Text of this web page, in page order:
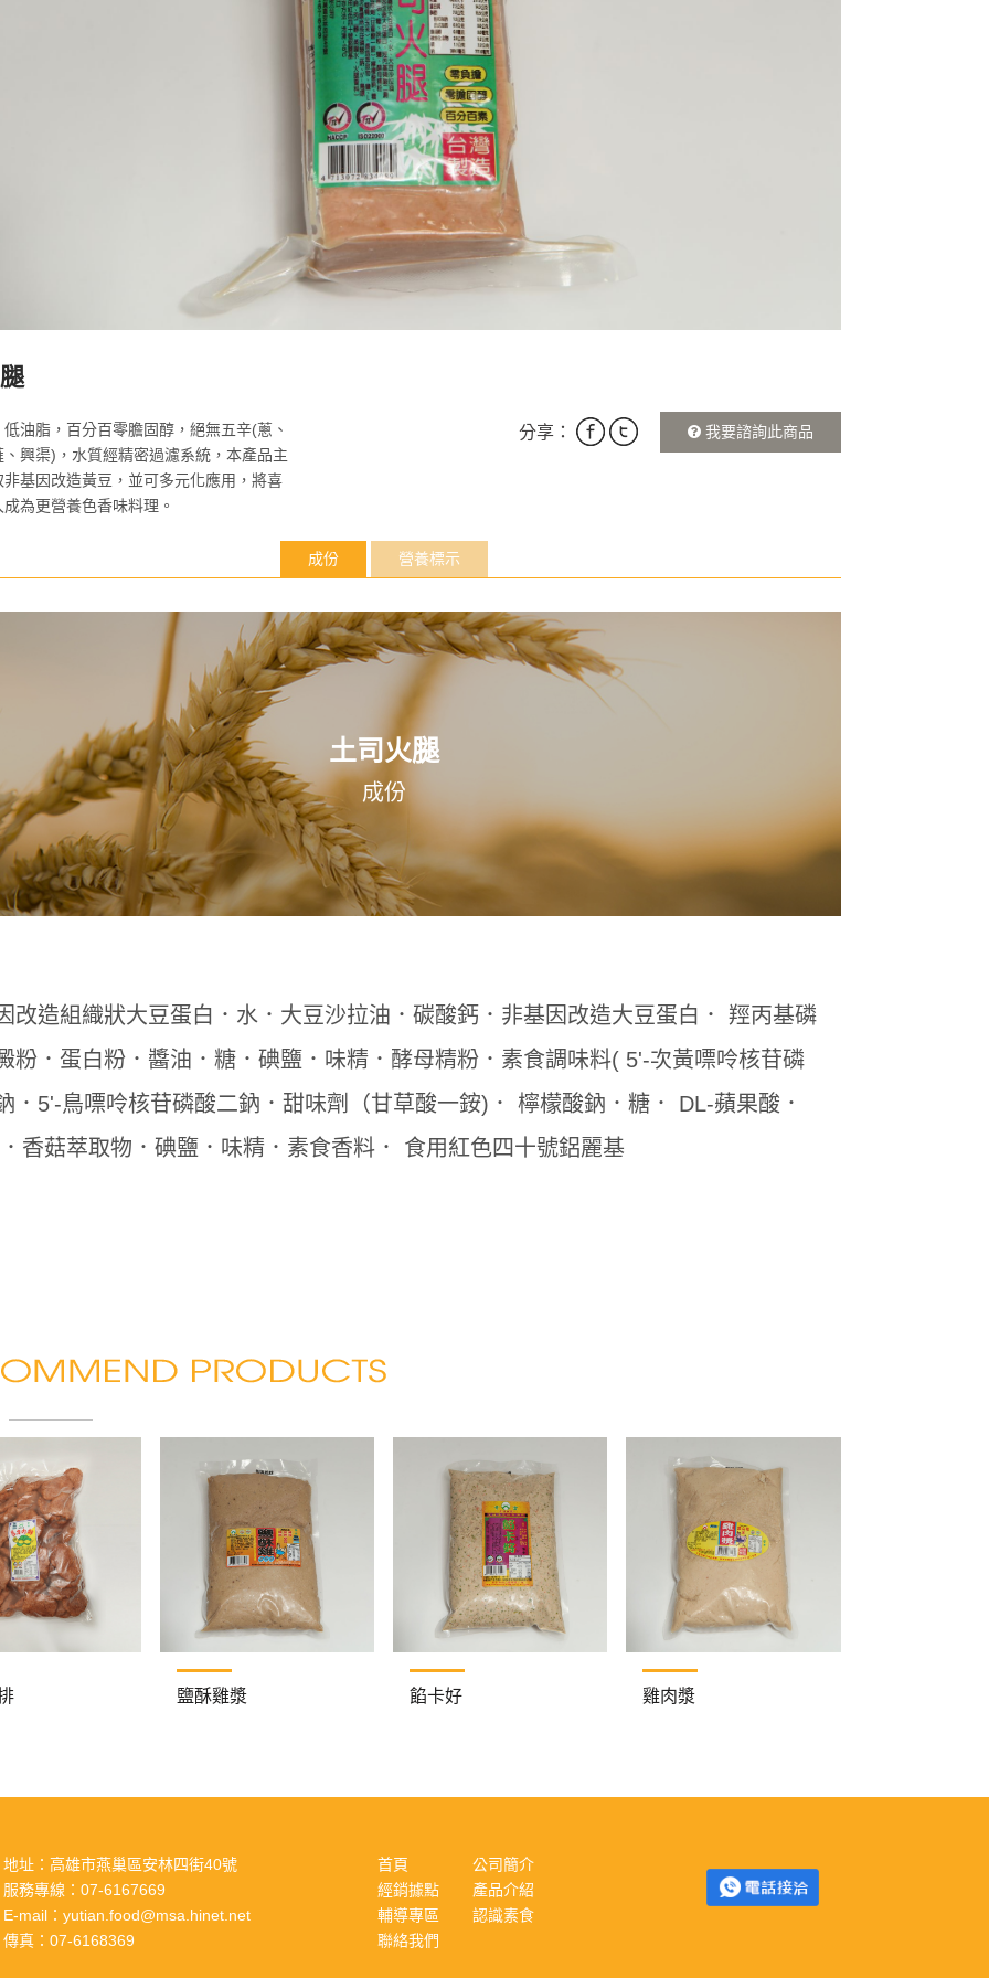
油脂，百分百零膽固醇，絕無五辛(蔥、
興渠)，水質經精密過濾系統，本產品主
基因改造黃豆，並可多元化應用，將喜
為更營養色香味料理。
分享： 我要諮詢此商品
成份 營養標示
土司火腿
成份
改造組織狀大豆蛋白．水．大豆沙拉油．碳酸鈣．非基因改造大豆蛋白． 羥丙基磷
粉．蛋白粉．醬油．糖．碘鹽．味精．酵母精粉．素食調味料( 5'-次黃嘌呤核苷磷
．5'-鳥嘌呤核苷磷酸二鈉．甜味劑（甘草酸一銨)． 檸檬酸鈉．糖． DL-蘋果酸．
香菇萃取物．碘鹽．味精．素食香料． 食用紅色四十號鋁麗基
鹽酥雞漿 餡卡好 雞肉漿
MORE >火腿漿
地址： 高雄市燕巢區安林四街40號
服務專線： 07-6167669
E-mail： yutian.food@msa.hinet.net
傳真： 07-6168369
首頁
公司簡介
經銷據點
產品介紹
輔導專區
認識素食
聯絡我們